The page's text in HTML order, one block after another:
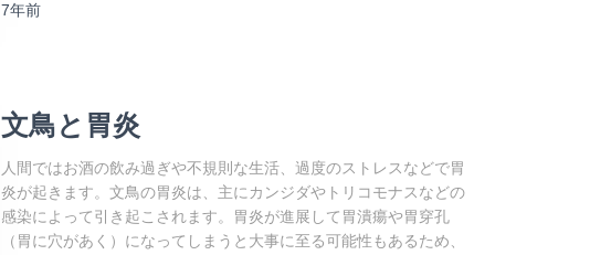
7年前
文鳥と胃炎
人間ではお酒の飲み過ぎや不規則な生活、過度のストレスなどで胃
炎が起きます。文鳥の胃炎は、主にカンジダやトリコモナスなどの
感染によって引き起こされます。胃炎が進展して胃潰瘍や胃穿孔
（胃に穴があく）になってしまうと大事に至る可能性もあるため、